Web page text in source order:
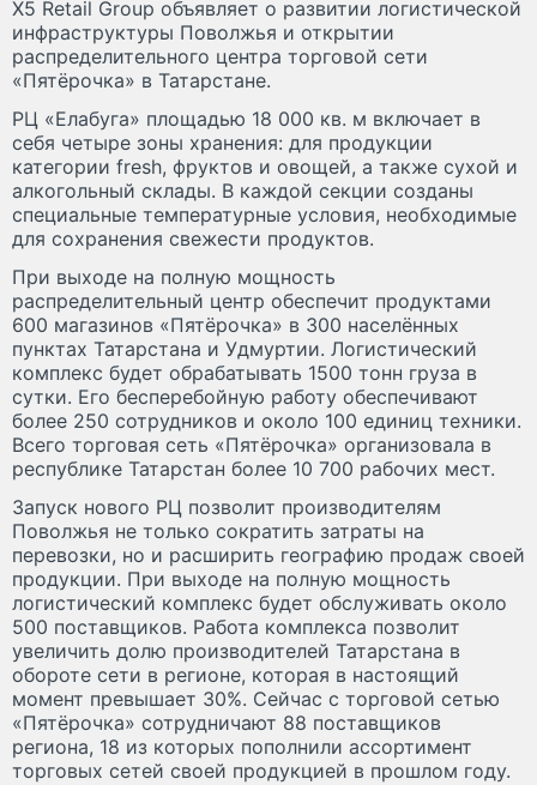
X5 Retail Group объявляет о развитии логистической
инфраструктуры Поволжья и открытии
распределительного центра торговой сети
«Пятёрочка» в Татарстане.
РЦ «Елабуга» площадью 18 000 кв. м включает в
себя четыре зоны хранения: для продукции
категории fresh, фруктов и овощей, а также сухой и
алкогольный склады. В каждой секции созданы
специальные температурные условия, необходимые
для сохранения свежести продуктов.
При выходе на полную мощность
распределительный центр обеспечит продуктами
600 магазинов «Пятёрочка» в 300 населённых
пунктах Татарстана и Удмуртии. Логистический
комплекс будет обрабатывать 1500 тонн груза в
сутки. Его бесперебойную работу обеспечивают
более 250 сотрудников и около 100 единиц техники.
Всего торговая сеть «Пятёрочка» организовала в
республике Татарстан более 10 700 рабочих мест.
Запуск нового РЦ позволит производителям
Поволжья не только сократить затраты на
перевозки, но и расширить географию продаж своей
продукции. При выходе на полную мощность
логистический комплекс будет обслуживать около
500 поставщиков. Работа комплекса позволит
увеличить долю производителей Татарстана в
обороте сети в регионе, которая в настоящий
момент превышает 30%. Сейчас с торговой сетью
«Пятёрочка» сотрудничают 88 поставщиков
региона, 18 из которых пополнили ассортимент
торговых сетей своей продукцией в прошлом году.